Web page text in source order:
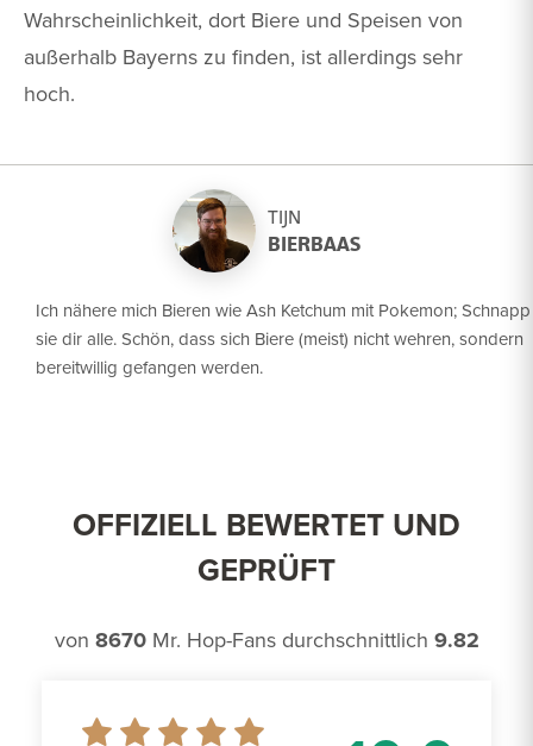
Wahrscheinlichkeit, dort Biere und Speisen von
außerhalb Bayerns zu finden, ist allerdings sehr
hoch.
TIJN
BIERBAAS
Ich nähere mich Bieren wie Ash Ketchum mit Pokemon; Schnapp
sie dir alle. Schön, dass sich Biere (meist) nicht wehren, sondern
bereitwillig gefangen werden.
OFFIZIELL BEWERTET UND
GEPRÜFT
von 8670Mr. Hop-Fans durchschnittlich 9.82